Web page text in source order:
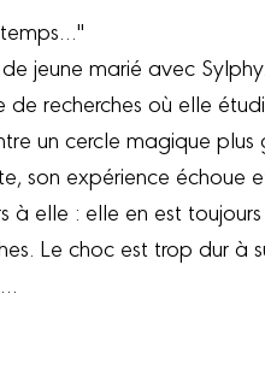
jeune marié avec
recherches où elle
un cercle magique plus
son expérience échoue
à elle : elle en est
Le choc est trop dur à